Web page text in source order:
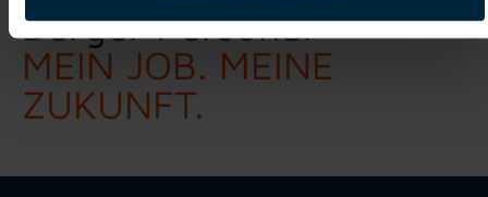
Berger Personal
MEIN JOB. MEINE
ZUKUNFT.